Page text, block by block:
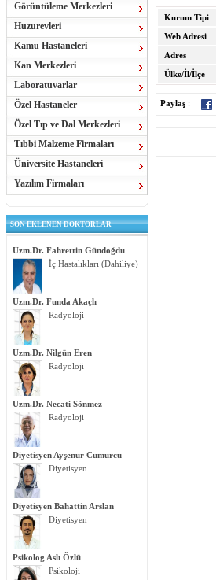
Görüntüleme Merkezleri
Huzurevleri
Kamu Hastaneleri
Kan Merkezleri
Laboratuvarlar
Özel Hastaneler
Özel Tıp ve Dal Merkezleri
Tıbbi Malzeme Firmaları
Üniversite Hastaneleri
Yazılım Firmaları
SON EKLENEN DOKTORLAR
Uzm.Dr. Fahrettin Gündoğdu
İç Hastalıkları (Dahiliye)
Uzm.Dr. Funda Akaçlı
Radyoloji
Uzm.Dr. Nilgün Eren
Radyoloji
Uzm.Dr. Necati Sönmez
Radyoloji
Diyetisyen Ayşenur Cumurcu
Diyetisyen
Diyetisyen Bahattin Arslan
Diyetisyen
Psikolog Aslı Özlü
Psikoloji
Kurum Tipi
Web Adresi
Adres
Ülke/İl/İlçe
Paylaş :